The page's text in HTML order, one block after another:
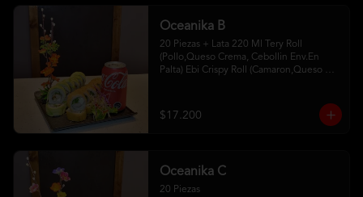
Oceanika B
20 Piezas + Lata 220 Ml Tery Roll
(Pollo,Queso Crema, Cebollin Env.En
Palta) Ebi Crispy Roll (Camaron,Queso
$17.200
Oceanika C
20 Piezas